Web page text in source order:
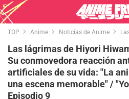
TOP Anime Noticias de Anime
Las lágrimas de Hiyori
Su conmovedora reacción
artificiales de su vida: "La
una escena memorable" /
Episodio 9